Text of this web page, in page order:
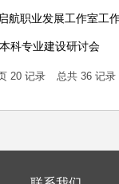
职业发展工作室工
科专业建设研讨会
20记录 总共 36记录